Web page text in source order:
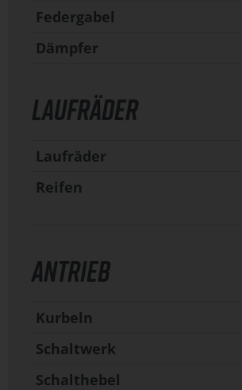
Federgabel
Dämpfer
LAUFRÄDER
Laufräder
Reifen
ANTRIEB
Kurbeln
Schaltwerk
Schalthebel